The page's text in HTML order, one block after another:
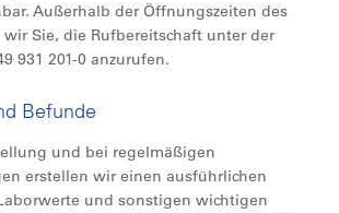
Außerhalb der Öffnungszeiten des
Sie, die Rufbereitschaft unter der
931 201-0 anzurufen.
Befunde
und bei regelmäßigen
erstellen wir einen ausführlichen
und sonstigen wichtigen